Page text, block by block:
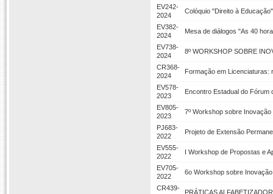
EV242-
2024
Colóquio "Direito à Educação"
EV382-
2024
Mesa de diálogos "As 40
EV738-
2024
8º WORKSHOP SOBRE
CR368-
2024
Formação em Licenciaturas:
EV578-
2023
Encontro Estadual do Fórum
EV805-
2023
7º Workshop sobre
PJ683-
2022
Projeto de Extensão
EV555-
2022
I Workshop de Propostas e
EV705-
2022
6o Workshop sobre
CR439-
PRÁTICAS